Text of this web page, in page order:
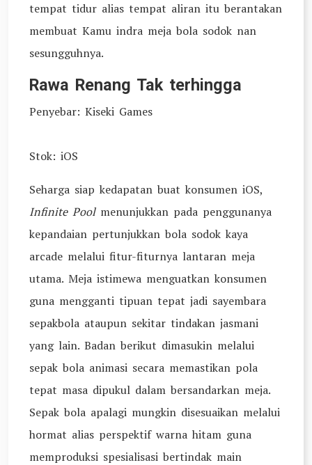
tempat tidur alias tempat aliran itu berantakan
membuat Kamu indra meja bola sodok nan
sesungguhnya.
Rawa Renang Tak terhingga
Penyebar: Kiseki Games
Stok: iOS
Seharga siap kedapatan buat konsumen iOS,
Infinite Pool menunjukkan pada penggunanya
kepandaian pertunjukkan bola sodok kaya
arcade melalui fitur-fiturnya lantaran meja
utama. Meja istimewa menguatkan konsumen
guna mengganti tipuan tepat jadi sayembara
sepakbola ataupun sekitar tindakan jasmani
yang lain. Badan berikut dimasukin melalui
sepak bola animasi secara memastikan pola
tepat masa dipukul dalam bersandarkan meja.
Sepak bola apalagi mungkin disesuaikan melalui
hormat alias perspektif warna hitam guna
memproduksi spesialisasi bertindak main